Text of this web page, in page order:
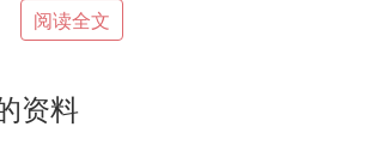
情况没有约定，需要双方协商解决。
金。
的不动产过户、二手房过户等。
阅读全文
资料